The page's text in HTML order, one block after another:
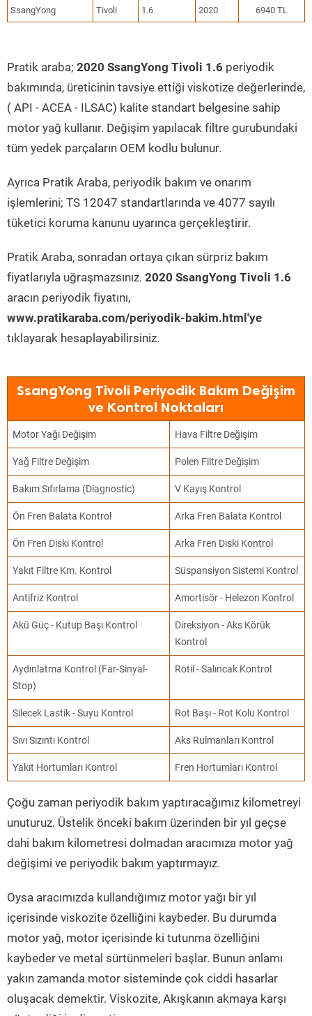
SsangYong Tivoli 1.6 2020 6940 TL
Pratik araba; 2020 SsangYong Tivoli 1.6 periyodik
bakımında, üreticinin tavsiye ettiği viskotize değerlerinde,
( API - ACEA - ILSAC) kalite standart belgesine sahip
motor yağ kullanır. Değişim yapılacak filtre gurubundaki
tüm yedek parçaların OEM kodlu bulunur.
Ayrıca Pratik Araba, periyodik bakım ve onarım
işlemlerini; TS 12047 standartlarında ve 4077 sayılı
tüketici koruma kanunu uyarınca gerçekleştirir.
Pratik Araba, sonradan ortaya çıkan sürpriz bakım
fiyatlarıyla uğraşmazsınız. 2020 SsangYong Tivoli 1.6
aracın periyodik fiyatını,
www.pratikaraba.com/periyodik-bakim.html'ye
tıklayarak hesaplayabilirsiniz.
SsangYong Tivoli Periyodik Bakım Değişim
ve Kontrol Noktaları
Motor Yağı Değişim Hava Filtre Değişim
Yağ Filtre Değişim Polen Filtre Değişim
Bakım Sıfırlama (Diagnostic) V Kayış Kontrol
Ön Fren Balata Kontrol Arka Fren Balata Kontrol
Ön Fren Diski Kontrol Arka Fren Diski Kontrol
Yakıt Filtre Km. Kontrol Süspansiyon Sistemi Kontrol
Antifriz Kontrol Amortisör - Helezon Kontrol
Akü Güç - Kutup Başı Kontrol
Direksiyon - Aks Körük
Kontrol
Aydınlatma Kontrol (Far-Sinyal-
Stop)
Rotil - Salıncak Kontrol
Silecek Lastik - Suyu Kontrol Rot Başı - Rot Kolu Kontrol
Sıvı Sızıntı Kontrol Aks Rulmanları Kontrol
Yakıt Hortumları Kontrol Fren Hortumları Kontrol
Çoğu zaman periyodik bakım yaptıracağımız kilometreyi
unuturuz. Üstelik önceki bakım üzerinden bir yıl geçse
dahi bakım kilometresi dolmadan aracımıza motor yağ
değişimi ve periyodik bakım yaptırmayız.
Oysa aracımızda kullandığımız motor yağı bir yıl
içerisinde viskozite özelliğini kaybeder. Bu durumda
motor yağ, motor içerisinde ki tutunma özelliğini
kaybeder ve metal sürtünmeleri başlar. Bunun anlamı
yakın zamanda motor sisteminde çok ciddi hasarlar
oluşacak demektir. Viskozite, Akışkanın akmaya karşı